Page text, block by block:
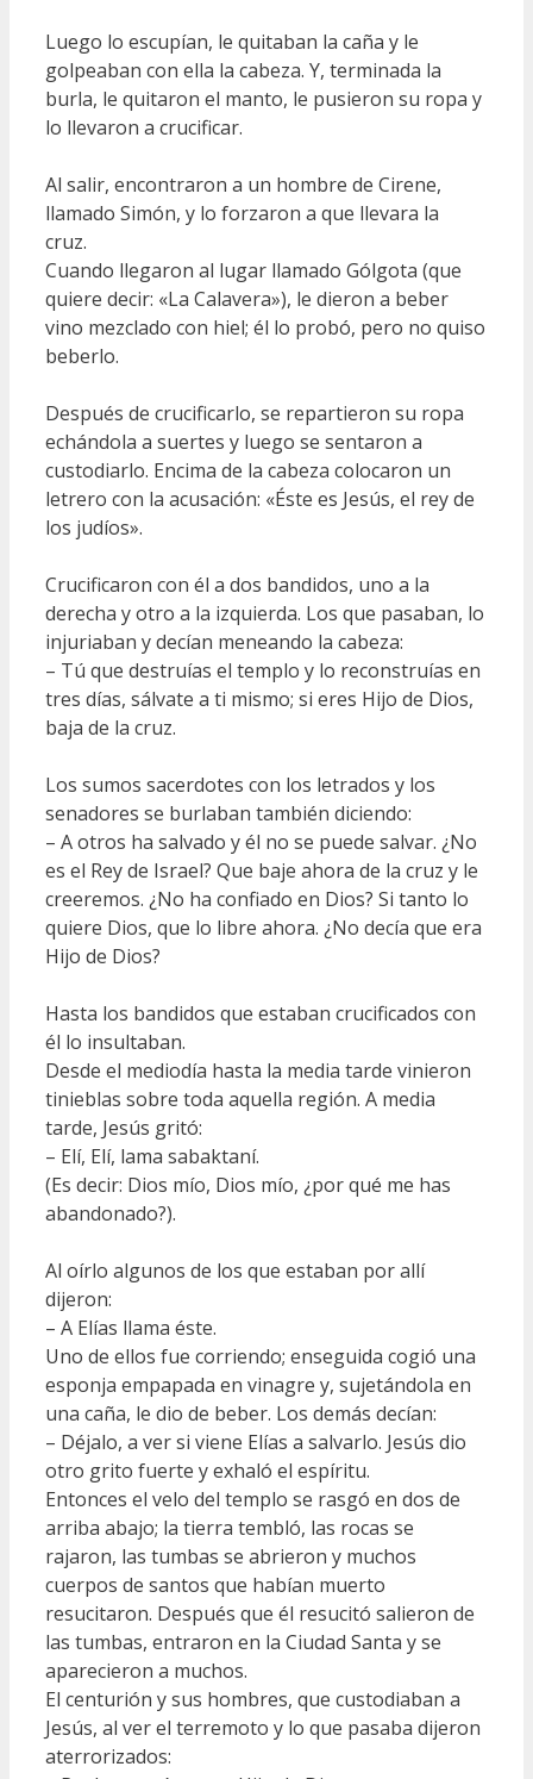
Luego lo escupían, le quitaban la caña y le
golpeaban con ella la cabeza. Y, terminada la
burla, le quitaron el manto, le pusieron su ropa y
lo llevaron a crucificar.
Al salir, encontraron a un hombre de Cirene,
llamado Simón, y lo forzaron a que llevara la
cruz.
Cuando llegaron al lugar llamado Gólgota (que
quiere decir: «La Calavera»), le dieron a beber
vino mezclado con hiel; él lo probó, pero no quiso
beberlo.
Después de crucificarlo, se repartieron su ropa
echándola a suertes y luego se sentaron a
custodiarlo. Encima de la cabeza colocaron un
letrero con la acusación: «Éste es Jesús, el rey de
los judíos».
Crucificaron con él a dos bandidos, uno a la
derecha y otro a la izquierda. Los que pasaban, lo
injuriaban y decían meneando la cabeza:
– Tú que destruías el templo y lo reconstruías en
tres días, sálvate a ti mismo; si eres Hijo de Dios,
baja de la cruz.
Los sumos sacerdotes con los letrados y los
senadores se burlaban también diciendo:
– A otros ha salvado y él no se puede salvar. ¿No
es el Rey de Israel? Que baje ahora de la cruz y le
creeremos. ¿No ha confiado en Dios? Si tanto lo
quiere Dios, que lo libre ahora. ¿No decía que era
Hijo de Dios?
Hasta los bandidos que estaban crucificados con
él lo insultaban.
Desde el mediodía hasta la media tarde vinieron
tinieblas sobre toda aquella región. A media
tarde, Jesús gritó:
– Elí, Elí, lama sabaktaní.
(Es decir: Dios mío, Dios mío, ¿por qué me has
abandonado?).
Al oírlo algunos de los que estaban por allí
dijeron:
– A Elías llama éste.
Uno de ellos fue corriendo; enseguida cogió una
esponja empapada en vinagre y, sujetándola en
una caña, le dio de beber. Los demás decían:
– Déjalo, a ver si viene Elías a salvarlo. Jesús dio
otro grito fuerte y exhaló el espíritu.
Entonces el velo del templo se rasgó en dos de
arriba abajo; la tierra tembló, las rocas se
rajaron, las tumbas se abrieron y muchos
cuerpos de santos que habían muerto
resucitaron. Después que él resucitó salieron de
las tumbas, entraron en la Ciudad Santa y se
aparecieron a muchos.
El centurión y sus hombres, que custodiaban a
Jesús, al ver el terremoto y lo que pasaba dijeron
aterrorizados: